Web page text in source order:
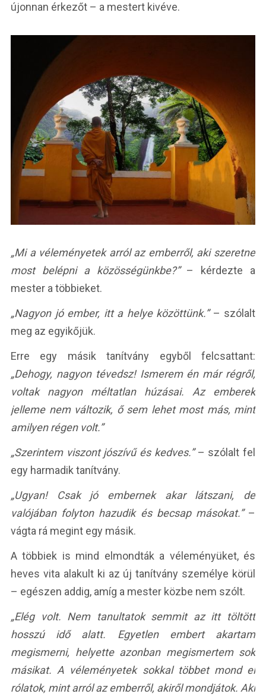
újonnan érkezőt – a mestert kivéve.
„Mi a véleményetek arról az emberről, aki szeretne
most belépni a közösségünkbe?”– kérdezte a
mester a többieket.
„Nagyon jó ember, itt a helye közöttünk.”– szólalt
meg az egyikőjük.
Erre egy másik tanítvány egyből felcsattant:
„Dehogy, nagyon tévedsz! Ismerem én már régről,
voltak nagyon méltatlan húzásai. Az emberek
jelleme nem változik, ő sem lehet most más, mint
amilyen régen volt.”
„Szerintem viszont jószívű és kedves.”– szólalt fel
egy harmadik tanítvány.
„Ugyan! Csak jó embernek akar látszani, de
valójában folyton hazudik és becsap másokat.”–
vágta rá megint egy másik.
A többiek is mind elmondták a véleményüket, és
heves vita alakult ki az új tanítvány személye körül
– egészen addig, amíg a mester közbe nem szólt.
„Elég volt. Nem tanultatok semmit az itt töltött
hosszú idő alatt. Egyetlen embert akartam
megismerni, helyette azonban megismertem sok
másikat. A véleményetek sokkal többet mond el
rólatok, mint arról az emberről, akiről mondjátok. Aki